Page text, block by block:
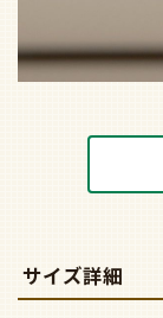
サイズ詳細